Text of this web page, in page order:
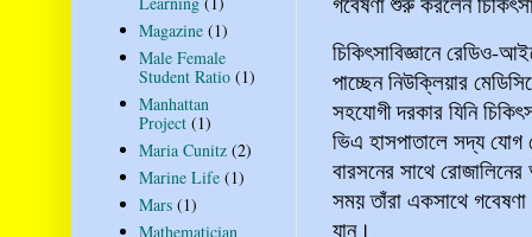
চিকিৎসাবিজ্ঞানে
পাচ্ছেন নিউক্লিয়ার
সহযোগী দরকার যিনি
ভিএ হাসপাতালে সদ্য যোগ
বারসনের সাথে
সময় তাঁরা একসাথে
যান।
Magazine (1)
Male Female
Student Ratio (1)
Manhattan
Project (1)
Maria Cunitz (2)
Marine Life (1)
Mars (1)
Mathematician